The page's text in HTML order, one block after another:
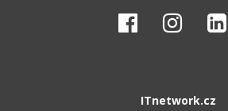
ITnetwork.cz